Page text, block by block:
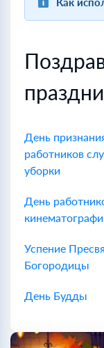
День
работников
уборки
День
Успение
Богородицы
День Будды